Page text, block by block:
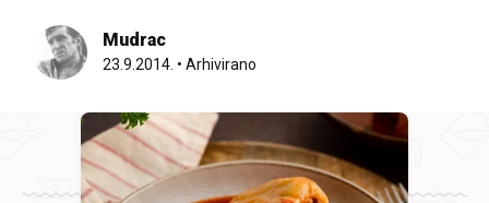
Mudrac
23.9.2014. • Arhivirano